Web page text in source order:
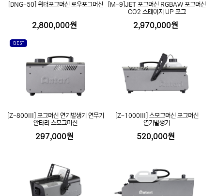
[DNG-50] 워터포그머신 로우포그머신
2,800,000원
[M-9]JET 포그머신 RGBAW 포그머신
CO2 스테이지 UP 포그
2,970,000원
BEST
[Z-800III] 포그머신 연기발생기 연무기
안타리 스모그머신
297,000원
[Z-1000III] 스모그머신 포그머신
연기발생기
520,000원